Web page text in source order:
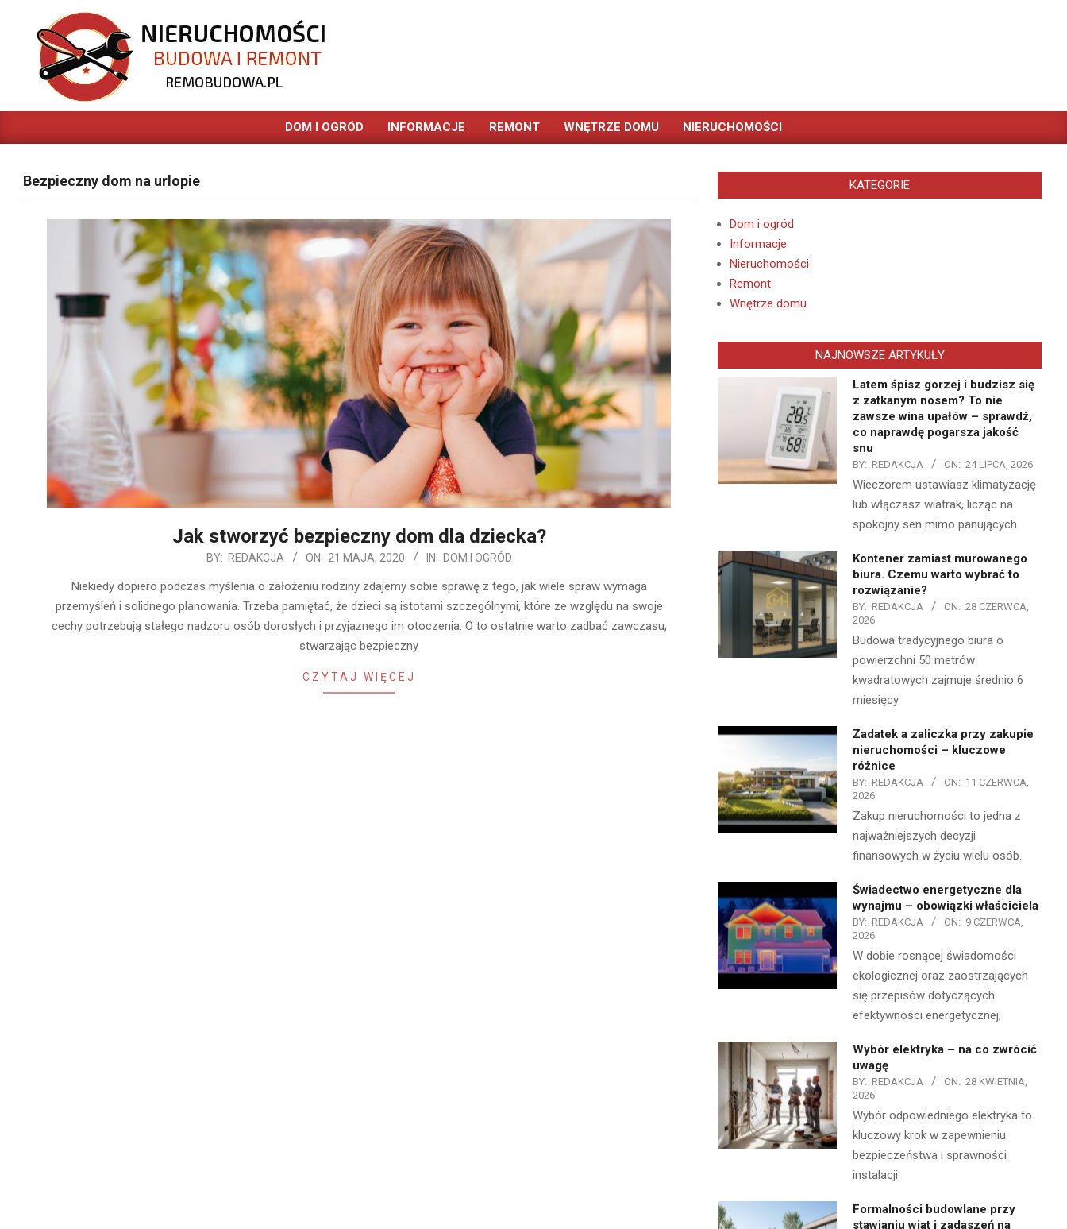
content
REMOBUDOWA.PL
Primary
DOM I OGRÓD INFORMACJE REMONT WNĘTRZE DOMU NIERUCHOMOŚCI
Bezpieczny dom na urlopie
Jak stworzyć bezpieczny dom dla dziecka?
BY: REDAKCJA ON: 21 MAJA, 2020 IN: DOM I OGRÓD
Niekiedy dopiero podczas myślenia o założeniu rodziny zdajemy sobie sprawę z tego, jak wiele spraw wymaga
przemyśleń i solidnego planowania. Trzeba pamiętać, że dzieci są istotami szczególnymi, które ze względu na swoje
cechy potrzebują stałego nadzoru osób dorosłych i przyjaznego im otoczenia. O to ostatnie warto zadbać zawczasu,
stwarzając bezpieczny
CZYTAJ WIĘCEJ
KATEGORIE
Dom i ogród
Informacje
Nieruchomości
Remont
Wnętrze domu
NAJNOWSZE ARTYKUŁY
Latem śpisz gorzej i budzisz się
z zatkanym nosem? To nie
zawsze wina upałów – sprawdź,
co naprawdę pogarsza jakość
snu
BY: REDAKCJA ON: 24 LIPCA, 2026
Wieczorem ustawiasz klimatyzację
lub włączasz wiatrak, licząc na
spokojny sen mimo panujących
Kontener zamiast murowanego
biura. Czemu warto wybrać to
rozwiązanie?
BY: REDAKCJA ON: 28 CZERWCA,
2026
Budowa tradycyjnego biura o
powierzchni 50 metrów
kwadratowych zajmuje średnio 6
miesięcy
Zadatek a zaliczka przy zakupie
nieruchomości – kluczowe
różnice
BY: REDAKCJA ON: 11 CZERWCA,
2026
Zakup nieruchomości to jedna z
najważniejszych decyzji
finansowych w życiu wielu osób.
Świadectwo energetyczne dla
wynajmu – obowiązki właściciela
BY: REDAKCJA ON: 9 CZERWCA,
2026
W dobie rosnącej świadomości
ekologicznej oraz zaostrzających
się przepisów dotyczących
efektywności energetycznej,
Wybór elektryka – na co zwrócić
uwagę
BY: REDAKCJA ON: 28 KWIETNIA,
2026
Wybór odpowiedniego elektryka to
kluczowy krok w zapewnieniu
bezpieczeństwa i sprawności
instalacji
Formalności budowlane przy
stawianiu wiat i zadaszeń na